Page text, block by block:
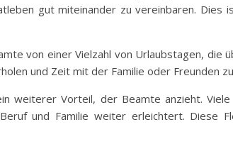
gut miteinander zu vereinbaren. Dies
von einer Vielzahl von Urlaubstagen, die
und Zeit mit der Familie oder Freunden
weiterer Vorteil, der Beamte anzieht.
und Familie weiter erleichtert. Diese